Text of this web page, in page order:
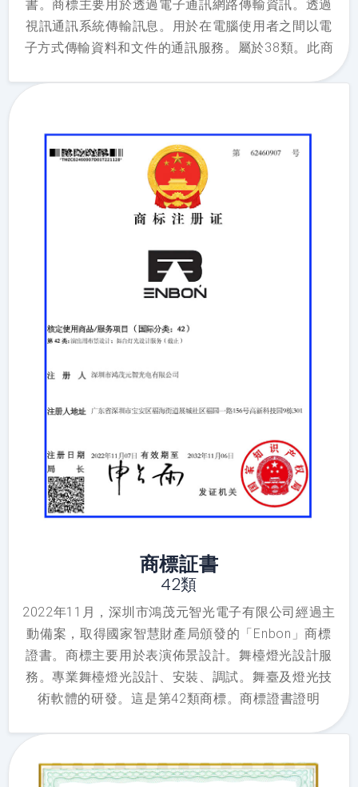
書。商標主要用於透過電子通訊網路傳輸資訊。透過
視訊通訊系統傳輸訊息。用於在電腦使用者之間以電
子方式傳輸資料和文件的通訊服務。屬於38類。此商
商標証書
42類
2022年11月，深圳市鴻茂元智光電子有限公司經過主
動備案，取得國家智慧財產局頒發的「Enbon」商標
證書。商標主要用於表演佈景設計。舞檯燈光設計服
務。專業舞檯燈光設計、安裝、調試。舞臺及燈光技
術軟體的研發。這是第42類商標。商標證書證明